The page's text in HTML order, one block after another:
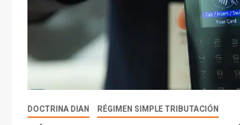
DOCTRINA DIAN RÉGIMEN SIMPLE TRIBUTACIÓN